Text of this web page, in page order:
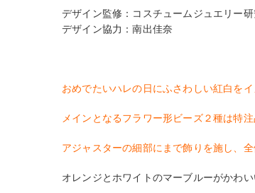
デザイン監修：コスチュームジュエリー
デザイン協力：南出佳奈
おめでたいハレの日にふさわしい紅白を
メインとなるフラワー形ビーズ２種は特
アジャスターの細部にまで飾りを施し、
オレンジとホワイトのマーブルーがかわ